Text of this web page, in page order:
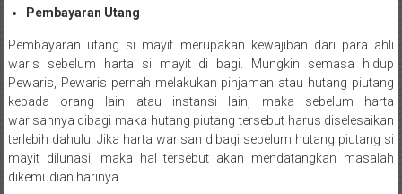
Lampung
Jambi/
Bengkulu/
Medan/
Aceh/
Damasyaraya/
Solok/
Padang
Pembayaran Utang
Pembayaran utang si mayit merupakan kewajiban dari para ahli
waris sebelum harta si mayit di bagi. Mungkin semasa hidup
Pewaris, Pewaris pernah melakukan pinjaman atau hutang piutang
kepada orang lain atau instansi lain, maka sebelum harta
warisannya dibagi maka hutang piutang tersebut harus diselesaikan
terlebih dahulu. Jika harta warisan dibagi sebelum hutang piutang si
mayit dilunasi, maka hal tersebut akan mendatangkan masalah
dikemudian harinya.